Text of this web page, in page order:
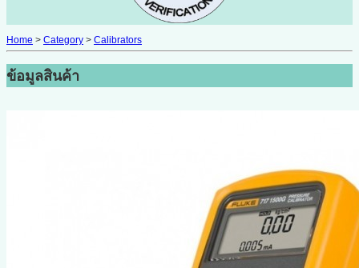
Home > Category > Calibrators
ข้อมูลสินค้า